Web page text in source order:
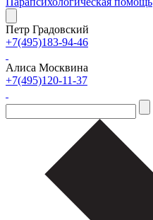
Петр Градовский
+7(495)183-94-46
Алиса Москвина
+7(495)120-11-37